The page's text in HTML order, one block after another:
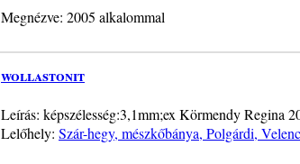
Megnézve: 2005 alkalommal
wollastonit
Leírás: képszélesség:3,1mm;ex Körmendy Regina
Lelőhely: Szár-hegy, mészkőbánya, Polgárdi,